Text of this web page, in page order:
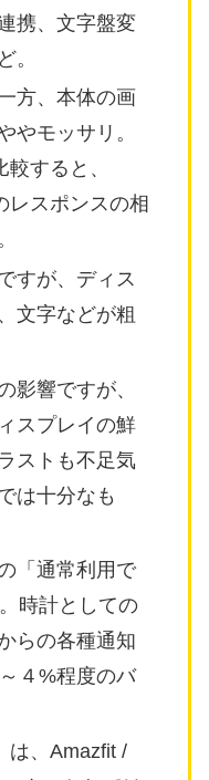
携、文字盤変
。
方、本体の画
やモッサリ。
すると、
レスポンスの相
すが、ディス
文字などが粗
影響ですが、
スプレイの鮮
ストも不足気
は十分なも
「通常利用で
時計としての
らの各種通知
４%程度のバ
は、Amazfit /